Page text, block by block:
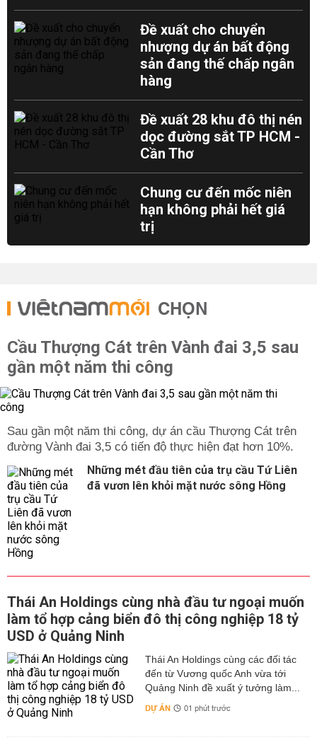
Đề xuất cho chuyển
nhượng dự án bất động
sản đang thế chấp ngân
hàng
Đề xuất 28 khu đô thị nén
dọc đường sắt TP HCM -
Cần Thơ
Chung cư đến mốc niên
hạn không phải hết giá
trị
CHỌN
Cầu Thượng Cát trên Vành đai 3,5 sau
gần một năm thi công
Sau gần một năm thi công, dự án cầu Thượng Cát trên
đường Vành đai 3,5 có tiến độ thực hiện đạt hơn 10%.
Những mét đầu tiên của trụ cầu Tứ Liên
đã vươn lên khỏi mặt nước sông Hồng
Thái An Holdings cùng nhà đầu tư ngoại muốn
làm tổ hợp cảng biển đô thị công nghiệp 18 tỷ
USD ở Quảng Ninh
Thái An Holdings cùng các đối tác
đến từ Vương quốc Anh vừa tới
Quảng Ninh đề xuất ý tưởng làm...
DỰ ÁN 01 phút trước